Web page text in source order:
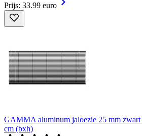
Prijs: 33.99 euro
GAMMA aluminum jaloezie 25 mm
cm (bxh)